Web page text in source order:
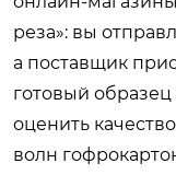
реза»: вы
а поставщик
готовый
оценить
волн